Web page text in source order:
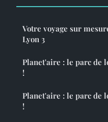
Votre voyage sur
Lyon 3
Planet'aire : le parc
!
Planet'aire : le parc
!